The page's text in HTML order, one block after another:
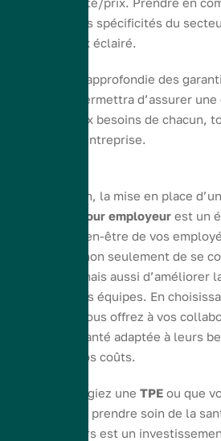
salariés et les spécificités du
pour un choix éclairé.
Une analyse approfondie des
proposées permettra d’assurer
et ajustée aux besoins de chacun,
budget de l’entreprise.
En conclusion, la mise en place
obligatoire pour employeur est un
garantir le bien-être de vos
Elle permet non seulement de se
législation, mais aussi d’améliorer
fidélité de vos équipes. En
, vous offrez à vos
couverture santé adaptée à leurs
optimisant vos coûts.
Que vous dirigiez une TPE ou que
indépendant, prendre soin de la
collaborateurs est un